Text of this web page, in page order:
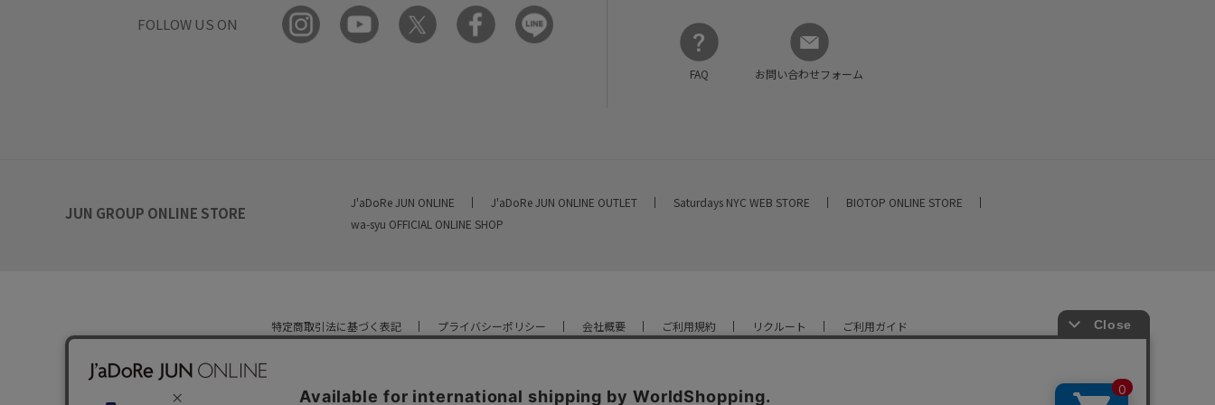
FOLLOW US ON
FAQ お問い合わせフォーム
JUN GROUP ONLINE STORE
J'aDoRe JUN ONLINE J'aDoRe JUN ONLINE OUTLET Saturdays NYC WEB STORE
BIOTOP ONLINE STORE
wa-syu OFFICIAL ONLINE SHOP
特定商取引法に基づく表記 プライバシーポリシー 会社概要 ご利用規約 リクルート ご利用ガイド